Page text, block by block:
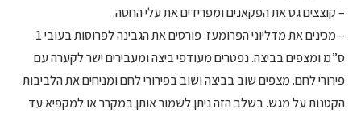
– קוצצים גס את הפקאנים ומפרידים את עלי החסה.
– מכינים את מדליוני הפרומעז: פורסים את הגבינה לפרוסות בעובי 1
ס”מ ומצפים בביצה. נפטרים מעודפי ביצה ומעבירים ישר לקערה עם
פירורי לחם. מצפים שוב בביצה ושוב בפירורי לחם ומניחים את הלביבות
הקטנות על מגש. בשלב הזה ניתן לשמור אותן במקרר או למקפיא עד